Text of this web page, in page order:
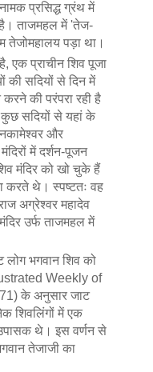
प्रसिद्ध ग्रंथ में
है। ताजमहल में 'तेज-
तेजोमहालय पड़ा था।
एक प्राचीन शिव पूजा
की सदियों से दिन में
की परंपरा रही है
सदियों से यहां के
और
में दर्शन-पूजन
मंदिर को खो चुके हैं
करते थे। स्पष्टतः वह
अग्रेश्वर महादेव
उर्फ ताजमहल में
लोग भगवान शिव को
Weekly of
के अनुसार जाट
शिवलिंगों में एक
थे। इस वर्णन से
तेजाजी का